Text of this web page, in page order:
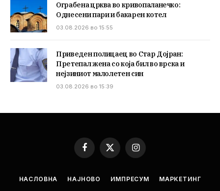
Ограбена црква во кривопаланечко:
Однесени пари и бакарен котел
03.08.2026 во 15:55
Приведен полицаец во Стар Дојран:
Претепал жена со која бил во врска и
нејзиниот малолетен син
03.08.2026 во 15:39
Facebook
X
Instagram
НАСЛОВНА НАЈНОВО ИМПРЕСУМ МАРКЕТИНГ